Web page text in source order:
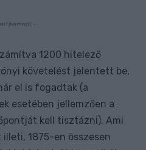
-
1200 hitelező
követelést jelentett be,
el is fogadtak (a
esetében jellemzően a
kell tisztázni). Ami
1875-en összesen